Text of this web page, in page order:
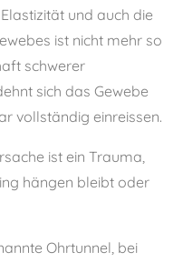
und auch die
ist nicht mehr so
schwerer
sich das Gewebe
vollständig einreissen.
ist ein Trauma,
hängen bleibt oder
Ohrtunnel, bei